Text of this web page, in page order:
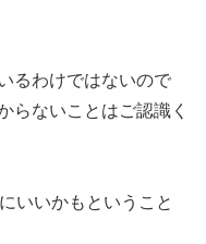
るわけではないので
らないことはご認識く
いいかもということ